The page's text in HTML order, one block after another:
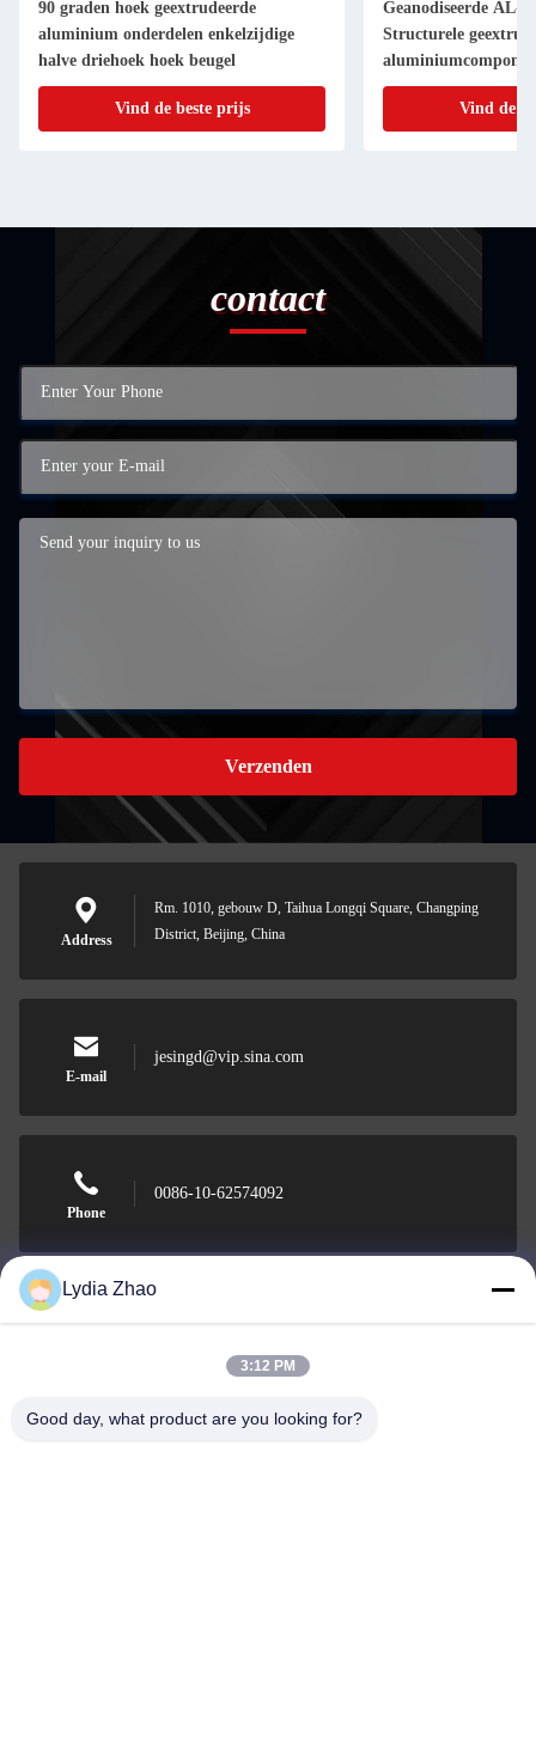
90 graden hoek geextrudeerde
aluminium onderdelen enkelzijdige
halve driehoek hoek beugel
Vind de beste prijs
Geanodiseerde AL-
Structurele
Vind de
contact
Verzenden
Address
Rm. 1010, gebouw D, Taihua Longqi Square, Changping
District, Beijing, China
E-mail
jesingd@vip.sina.com
Phone
0086-10-62574092
Beijing Oriens Technology Co., Ltd.
Lydia Zhao
3:12 PM
Good day, what product are you looking for?